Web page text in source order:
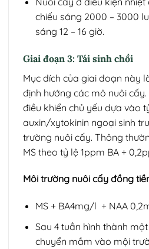
chiếu sáng 2000 – 3000
sáng 12 – 16 giờ.
Giai đoạn 3: Tái sinh chồi
Mục đích của giai đoạn này
định hướng các mô nuôi
điều khiển chủ yếu dựa vào
auxin/xytokinin ngoại sinh
trường nuôi cấy. Thông
MS theo tỷ lệ 1ppm BA +
Môi trường nuôi cấy đồng
MS + BA4mg/l + NAA
Sau 4 tuần hình thành
chuyển mầm vào mội